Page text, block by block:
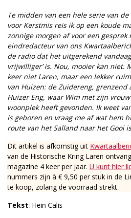
Te midden van een hele serie van
voor Kerstmis reis ik op een koude
zonnige morgen af voor een gesprek
eindredacteur van ons
de radio dat het uitgerekend
vrijwilliger’ is. Nou, mooier kan niet.
keer niet Laren, maar een lekker
van Huizen: de Zuidereng,
Huizer Eng, waar Wim met zijn
woonplek heeft gevonden. Ik weet
is geboren en vraag me af wat hem
route van het Salland naar het Gooi
Dit artikel is afkomstig uit
van de Historische Kring Laren
magazine 4 keer per jaar. U kunt hier
nummers zijn à € 9,50 per stuk in de
te koop, zolang de voorraad strekt.
Tekst: Hein Calis